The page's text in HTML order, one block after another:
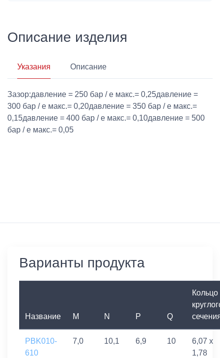
Описание изделия
Указания Описание
Зазор:давление = 250 бар / e макс.= 0,25давление =
300 бар / e макс.= 0,20давление = 350 бар / e макс.=
0,15давление = 400 бар / e макс.= 0,10давление = 500
бар / e макс.= 0,05
Варианты продукта
Название M N P Q
Кольцо
PBK010-
610
7,0 10,1 6,9 10
6,07 x
1,78